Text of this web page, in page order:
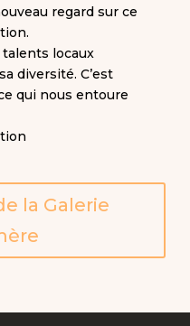
regard sur ce
locaux
diversité. C’est
qui nous entoure
la Galerie